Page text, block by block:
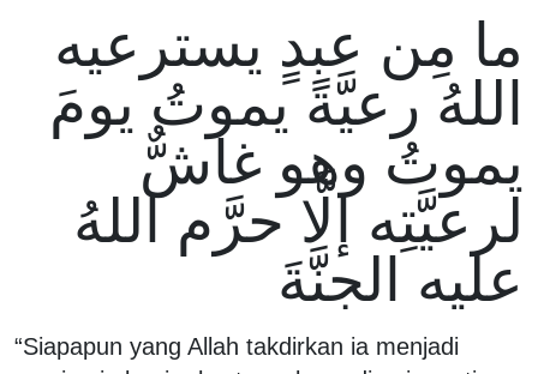
ما مِن عبدٍ يسترعيه
اللهُ رعيَّةً يموتُ يومَ
يموتُ وهو غاشٌّ
لرعيَّتِه إلَّا حرَّم اللهُ
عليه الجنَّةَ
“Siapapun yang Allah takdirkan ia menjadi